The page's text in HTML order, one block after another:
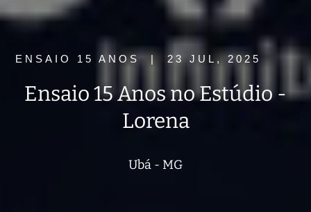
ENSAIO 15 ANOS | 23 JUL, 2025
Ensaio 15 Anos no Estúdio -
Lorena
Ubá - MG